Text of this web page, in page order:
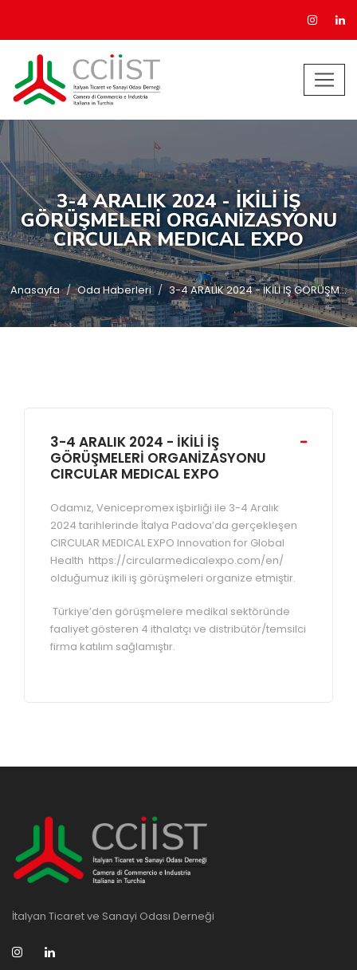
3-4 ARALIK 2024 - İKİLİ İŞ
GÖRÜŞMELERİ ORGANİZASYONU
CIRCULAR MEDICAL EXPO
Anasayfa Oda Haberleri 3-4 ARALIK 2024 - İKİLİ İŞ GÖRÜŞM...
3-4 ARALIK 2024 - İKİLİ İŞ
GÖRÜŞMELERİ ORGANİZASYONU
CIRCULAR MEDICAL EXPO
Odamız, Venicepromex işbirliği ile 3-4 Aralık
2024 tarihlerinde İtalya Padova’da gerçekleşen
CIRCULAR MEDICAL EXPO Innovation for Global
Health https://circularmedicalexpo.com/en/
olduğumuz ikili iş görüşmeleri organize etmiştir.
Türkiye’den görüşmelere medikal sektöründe
faaliyet gösteren 4 ithalatçı ve distribütör/temsilci
firma katılım sağlamıştır.
İtalyan Ticaret ve Sanayi Odası Derneği